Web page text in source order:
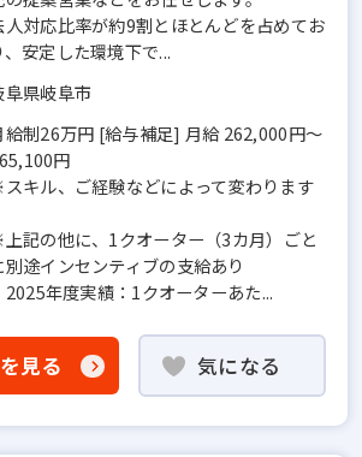
人対応比率が約9割とほとんどを占めてお
、安定した環境下で...
阜県岐阜市
給制26万円 [給与補足] 月給 262,000円～
円
キル、ご経験などによって変わります
記の他に、1クオーター（3カ月）ごと
別途インセンティブの支給あり
2025年度実績：1クオーターあた...
見る 気になる